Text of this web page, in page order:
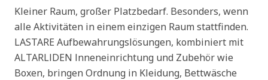
Kleiner Raum, großer Platzbedarf. Besonders, wenn
alle Aktivitäten in einem einzigen Raum stattfinden.
LASTARE Aufbewahrungslösungen, kombiniert mit
ALTARLIDEN Inneneinrichtung und Zubehör wie
Boxen, bringen Ordnung in Kleidung, Bettwäsche